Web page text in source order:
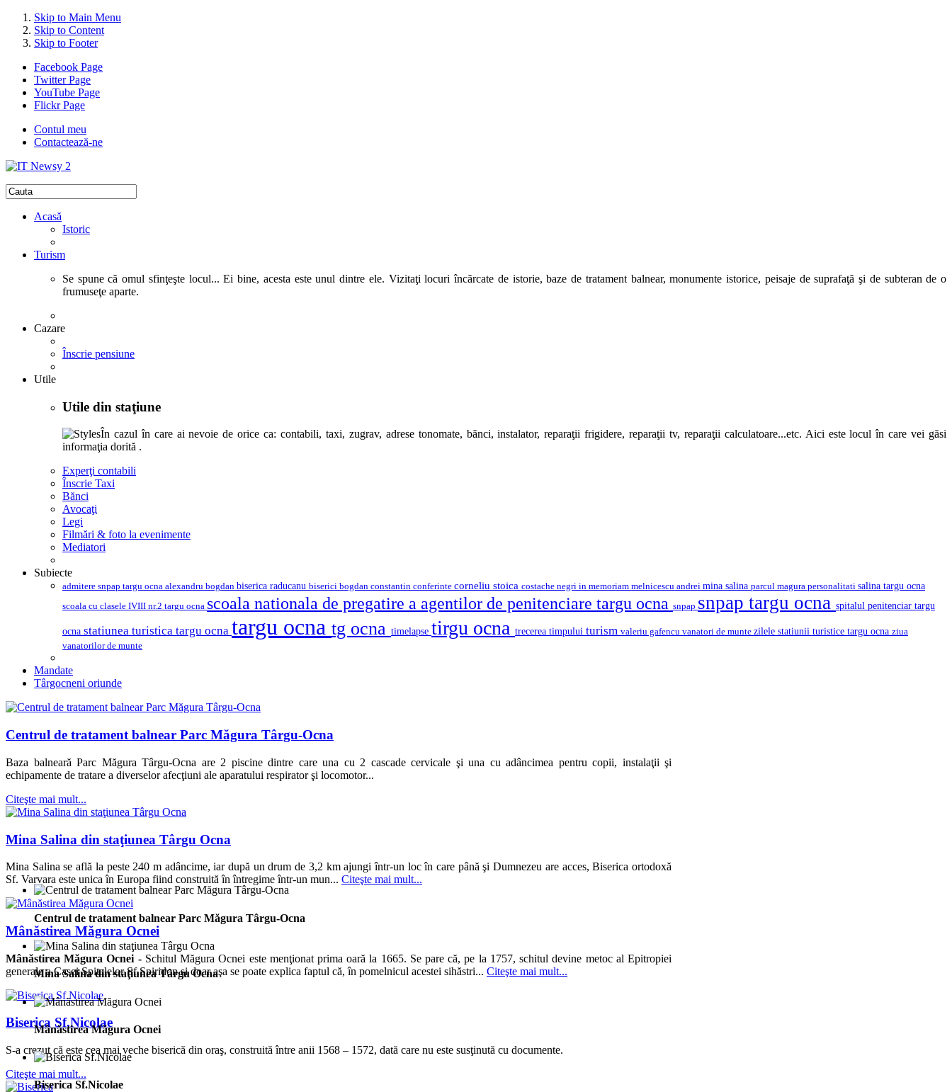
Skip to Main Menu
Skip to Content
Skip to Footer
Facebook Page
Twitter Page
YouTube Page
Flickr Page
Contul meu
Contactează-ne
Acasă
Istoric
Turism
Se spune că omul sfinţeşte locul... Ei bine, acesta este unul dintre ele. Vizitaţi locuri încărcate de istorie, baze de tratament balnear, monumente istorice, peisaje de suprafaţă şi de subteran de o
frumuseţe aparte.
Cazare
Înscrie pensiune
Utile
Utile din staţiune
În cazul în care ai nevoie de orice ca: contabili, taxi, zugrav, adrese tonomate, bănci, instalator, reparaţii frigidere, reparaţii tv, reparaţii calculatoare...etc. Aici este locul în care vei găsi
informaţia dorită .
Experţi contabili
Înscrie Taxi
Bănci
Avocaţi
Legi
Filmări & foto la evenimente
Mediatori
Subiecte
admitere snpap targu ocna alexandru bogdan biserica raducanu biserici bogdan constantin conferinte corneliu stoica costache negri in memoriam melnicescu andrei mina salina parcul magura personalitati salina targu ocna
scoala cu clasele IVIII nr.2 targu ocna scoala nationala de pregatire a agentilor de penitenciare targu ocna snpap snpap targu ocna spitalul penitenciar targu
ocna statiunea turistica targu ocna targu ocna tg ocna timelapse tirgu ocna trecerea timpului turism valeriu gafencu vanatori de munte zilele statiunii turistice targu ocna ziua
vanatorilor de munte
Mandate
Târgocneni oriunde
Centrul de tratament balnear Parc Măgura Târgu-Ocna
Baza balneară Parc Măgura Târgu-Ocna are 2 piscine dintre care una cu 2 cascade cervicale şi una cu adâncimea pentru copii, instalaţii şi
echipamente de tratare a diverselor afecţiuni ale aparatului respirator şi locomotor...
Citeşte mai mult...
Mina Salina din staţiunea Târgu Ocna
Mina Salina se află la peste 240 m adâncime, iar după un drum de 3,2 km ajungi într-un loc în care până şi Dumnezeu are acces, Biserica ortodoxă
Sf. Varvara este unica în Europa fiind construită în întregime într-un mun... Citeşte mai mult...
Mânăstirea Măgura Ocnei
Mânăstirea Măgura Ocnei - Schitul Măgura Ocnei este menţionat prima oară la 1665. Se pare că, pe la 1757, schitul devine metoc al Epitropiei
generale a Casei Spitalelor Sf.Spiridon şi doar aşa se poate explica faptul că, în pomelnicul acestei sihăstri... Citeşte mai mult...
Biserica Sf.Nicolae
S-a crezut că este cea mai veche biserică din oraş, construită între anii 1568 – 1572, dată care nu este susţinută cu documente.
Citeşte mai mult...
Centrul de tratament balnear Parc Măgura Târgu-Ocna
Mina Salina din staţiunea Târgu Ocna
Mânăstirea Măgura Ocnei
Biserica Sf.Nicolae